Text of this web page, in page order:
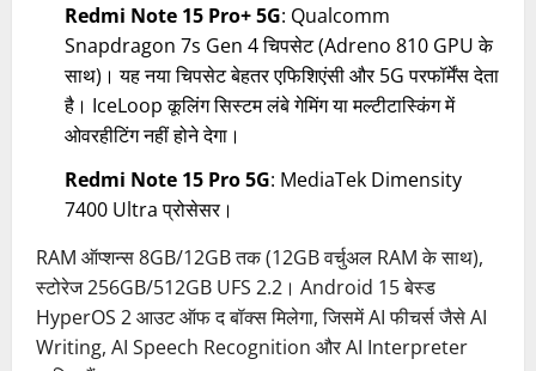
Redmi Note 15 Pro+ 5G: Qualcomm
Snapdragon 7s Gen 4 चिपसेट (Adreno 810 GPU के
साथ)। यह नया चिपसेट बेहतर एफिशिएंसी और 5G परफॉर्मेंस देता
है। IceLoop कूलिंग सिस्टम लंबे गेमिंग या मल्टीटास्किंग में
ओवरहीटिंग नहीं होने देगा।
Redmi Note 15 Pro 5G: MediaTek Dimensity
7400 Ultra प्रोसेसर।
RAM ऑप्शन्स 8GB/12GB तक (12GB वर्चुअल RAM के साथ),
स्टोरेज 256GB/512GB UFS 2.2। Android 15 बेस्ड
HyperOS 2 आउट ऑफ द बॉक्स मिलेगा, जिसमें AI फीचर्स जैसे AI
Writing, AI Speech Recognition और AI Interpreter